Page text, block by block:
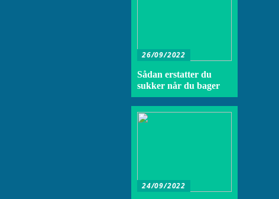
26/09/2022
Sådan erstatter du
sukker når du bager
24/09/2022